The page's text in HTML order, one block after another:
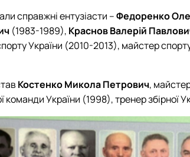
справжні ентузіасти –Федоренко
(1983-1989), Краснов Валерій
України (2010-2013), майстер
Костенко Микола Петрович,
команди України (1998), тренер збірної